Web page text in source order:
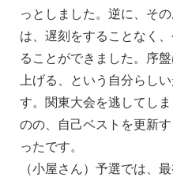
っとしました。逆に、そ
は、遅刻をすることなく
ることができました。序
上げる、という自分らし
す。関東大会を逃してし
のの、自己ベストを更新
ったです。
（小屋さん）予選では、